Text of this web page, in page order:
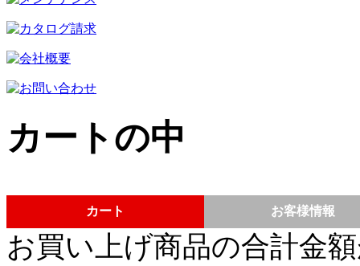
カートの中
カート お客様情報
お買い上げ商品の合計金